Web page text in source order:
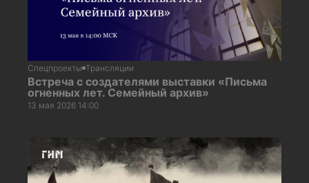
Спецпроекты Трансляции
Встреча с создателями выставки «Письма
огненных лет. Семейный архив»
13 мая 2026 14:00